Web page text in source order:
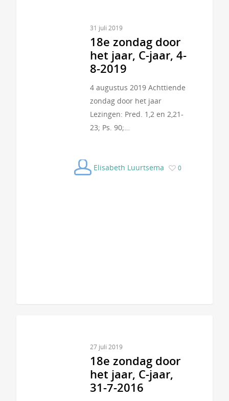
31 juli 2019
18e zondag door
het jaar, C-jaar, 4-
8-2019
4 augustus 2019 Achttiende
zondag door het jaar
Lezingen: Pred. 1,2 en 2,21-
23; Ps. 90;…
Elisabeth Luurtsema 0
27 juli 2019
18e zondag door
het jaar, C-jaar,
31-7-2016